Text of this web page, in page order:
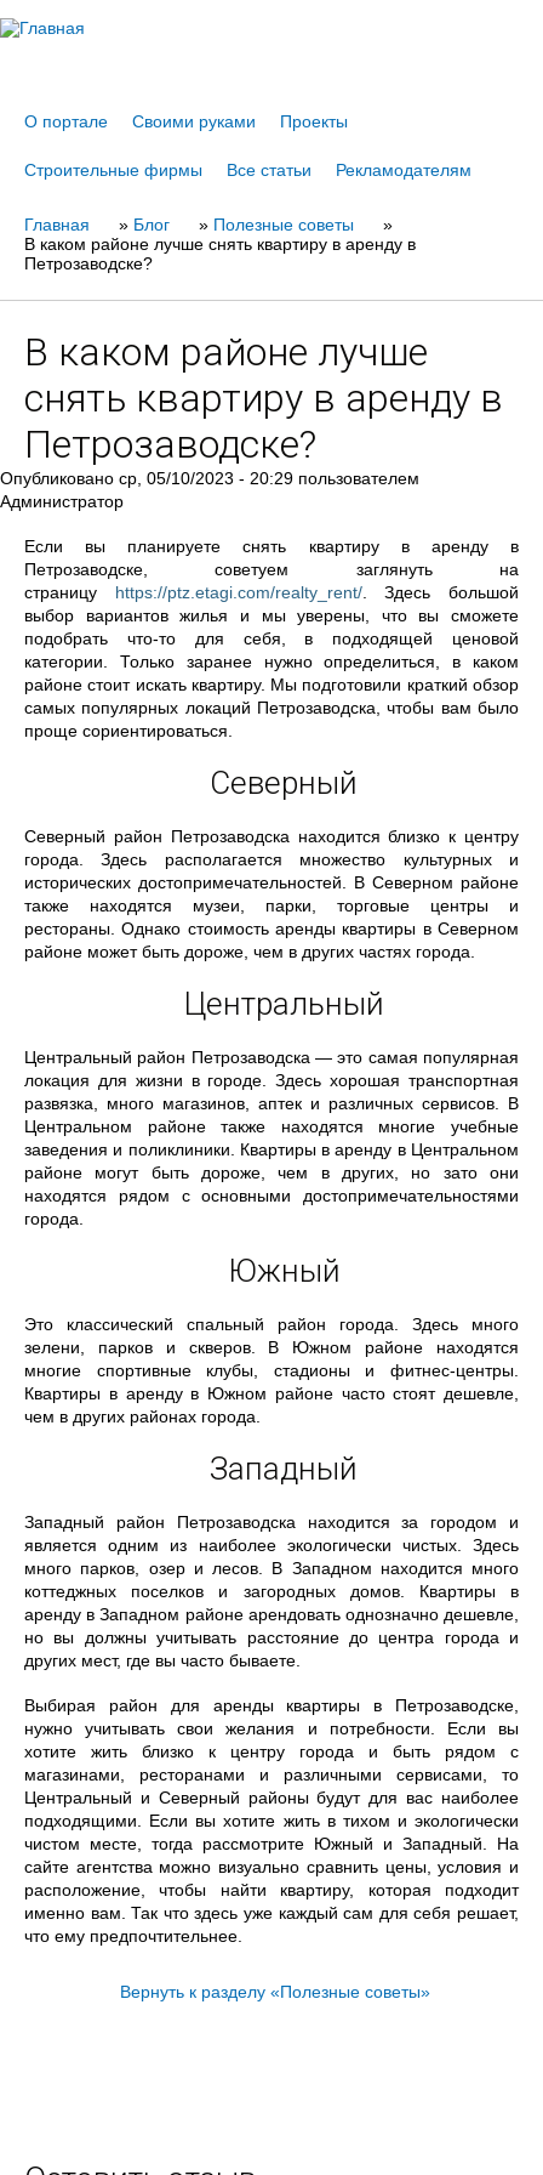
О портале Своими руками Проекты
Строительные фирмы Все статьи Рекламодателям
Вы
здесь
Главная » Блог » Полезные советы
»
В каком районе лучше снять квартиру в аренду в
Петрозаводске?
В каком районе лучше
снять квартиру в аренду в
Петрозаводске?
Опубликовано ср, 05/10/2023 - 20:29 пользователем
Администратор
Если вы планируете снять квартиру в аренду в
Петрозаводске, советуем заглянуть на
страницу https://ptz.etagi.com/realty_rent/. Здесь большой
выбор вариантов жилья и мы уверены, что вы сможете
подобрать что-то для себя, в подходящей ценовой
категории. Только заранее нужно определиться, в каком
районе стоит искать квартиру. Мы подготовили краткий обзор
самых популярных локаций Петрозаводска, чтобы вам было
проще сориентироваться.
Северный
Северный район Петрозаводска находится близко к центру
города. Здесь располагается множество культурных и
исторических достопримечательностей. В Северном районе
также находятся музеи, парки, торговые центры и
рестораны. Однако стоимость аренды квартиры в Северном
районе может быть дороже, чем в других частях города.
Центральный
Центральный район Петрозаводска — это самая популярная
локация для жизни в городе. Здесь хорошая транспортная
развязка, много магазинов, аптек и различных сервисов. В
Центральном районе также находятся многие учебные
заведения и поликлиники. Квартиры в аренду в Центральном
районе могут быть дороже, чем в других, но зато они
находятся рядом с основными достопримечательностями
города.
Южный
Это классический спальный район города. Здесь много
зелени, парков и скверов. В Южном районе находятся
многие спортивные клубы, стадионы и фитнес-центры.
Квартиры в аренду в Южном районе часто стоят дешевле,
чем в других районах города.
Западный
Западный район Петрозаводска находится за городом и
является одним из наиболее экологически чистых. Здесь
много парков, озер и лесов. В Западном находится много
коттеджных поселков и загородных домов. Квартиры в
аренду в Западном районе арендовать однозначно дешевле,
но вы должны учитывать расстояние до центра города и
других мест, где вы часто бываете.
Выбирая район для аренды квартиры в Петрозаводске,
нужно учитывать свои желания и потребности. Если вы
хотите жить близко к центру города и быть рядом с
магазинами, ресторанами и различными сервисами, то
Центральный и Северный районы будут для вас наиболее
подходящими. Если вы хотите жить в тихом и экологически
чистом месте, тогда рассмотрите Южный и Западный. На
сайте агентства можно визуально сравнить цены, условия и
расположение, чтобы найти квартиру, которая подходит
именно вам. Так что здесь уже каждый сам для себя решает,
что ему предпочтительнее.
Вернуть к разделу «Полезные советы»